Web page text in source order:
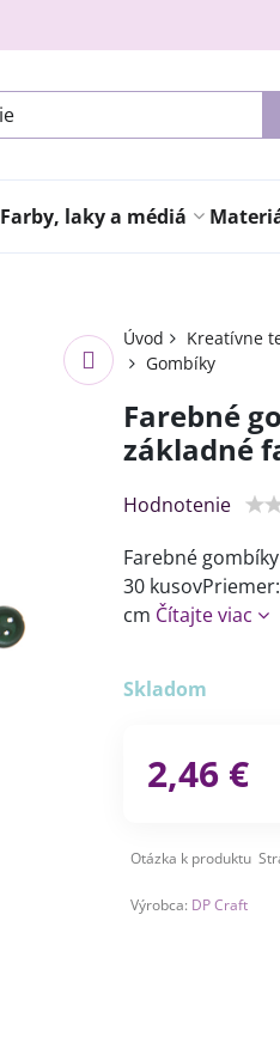
Farby, laky a médiá
Úvod Kreatívne
Gombíky
Farebné
základné
Hodnotenie
Farebné
30 kusovPriemer:
cm Čítajte viac
Skladom
2,46 €
Otázka k produktu
Výrobca: DP Craft